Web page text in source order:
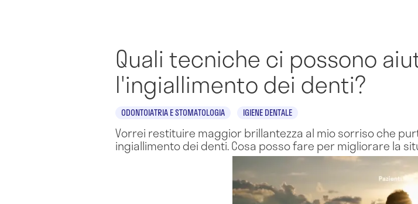
Quali tecniche ci possono
l'ingiallimento dei denti?
ODONTOIATRIA E STOMATOLOGIA IGIENE DENTALE
Vorrei restituire maggior brillantezza al mio sorriso che
ingiallimento dei denti. Cosa posso fare per migliorare la